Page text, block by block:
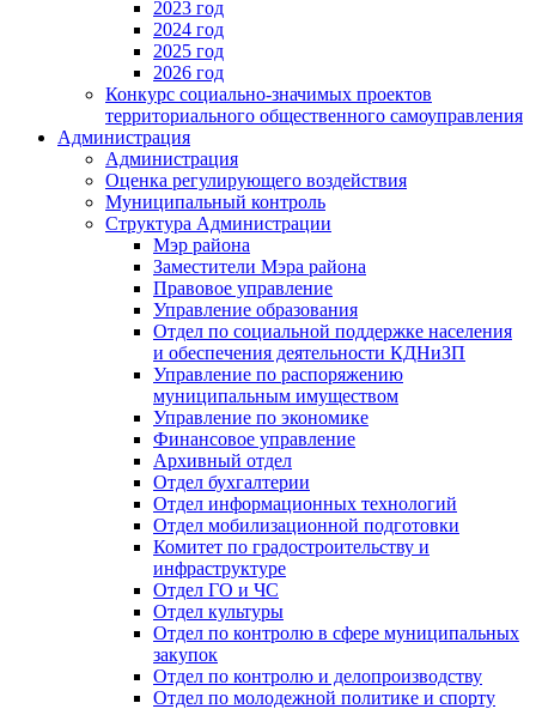
2023 год
2024 год
2025 год
2026 год
Конкурс социально-значимых проектов
территориального общественного самоуправления
Администрация
Администрация
Оценка регулирующего воздействия
Муниципальный контроль
Структура Администрации
Мэр района
Заместители Мэра района
Правовое управление
Управление образования
Отдел по социальной поддержке населения
и обеспечения деятельности КДНиЗП
Управление по распоряжению
муниципальным имуществом
Управление по экономике
Финансовое управление
Архивный отдел
Отдел бухгалтерии
Отдел информационных технологий
Отдел мобилизационной подготовки
Комитет по градостроительству и
инфраструктуре
Отдел ГО и ЧС
Отдел культуры
Отдел по контролю в сфере муниципальных
закупок
Отдел по контролю и делопроизводству
Отдел по молодежной политике и спорту